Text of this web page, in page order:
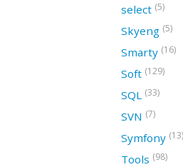
select (5)
Skyeng (5)
Smarty (16)
Soft (129)
SQL (33)
SVN (7)
Symfony (13)
Tools (98)